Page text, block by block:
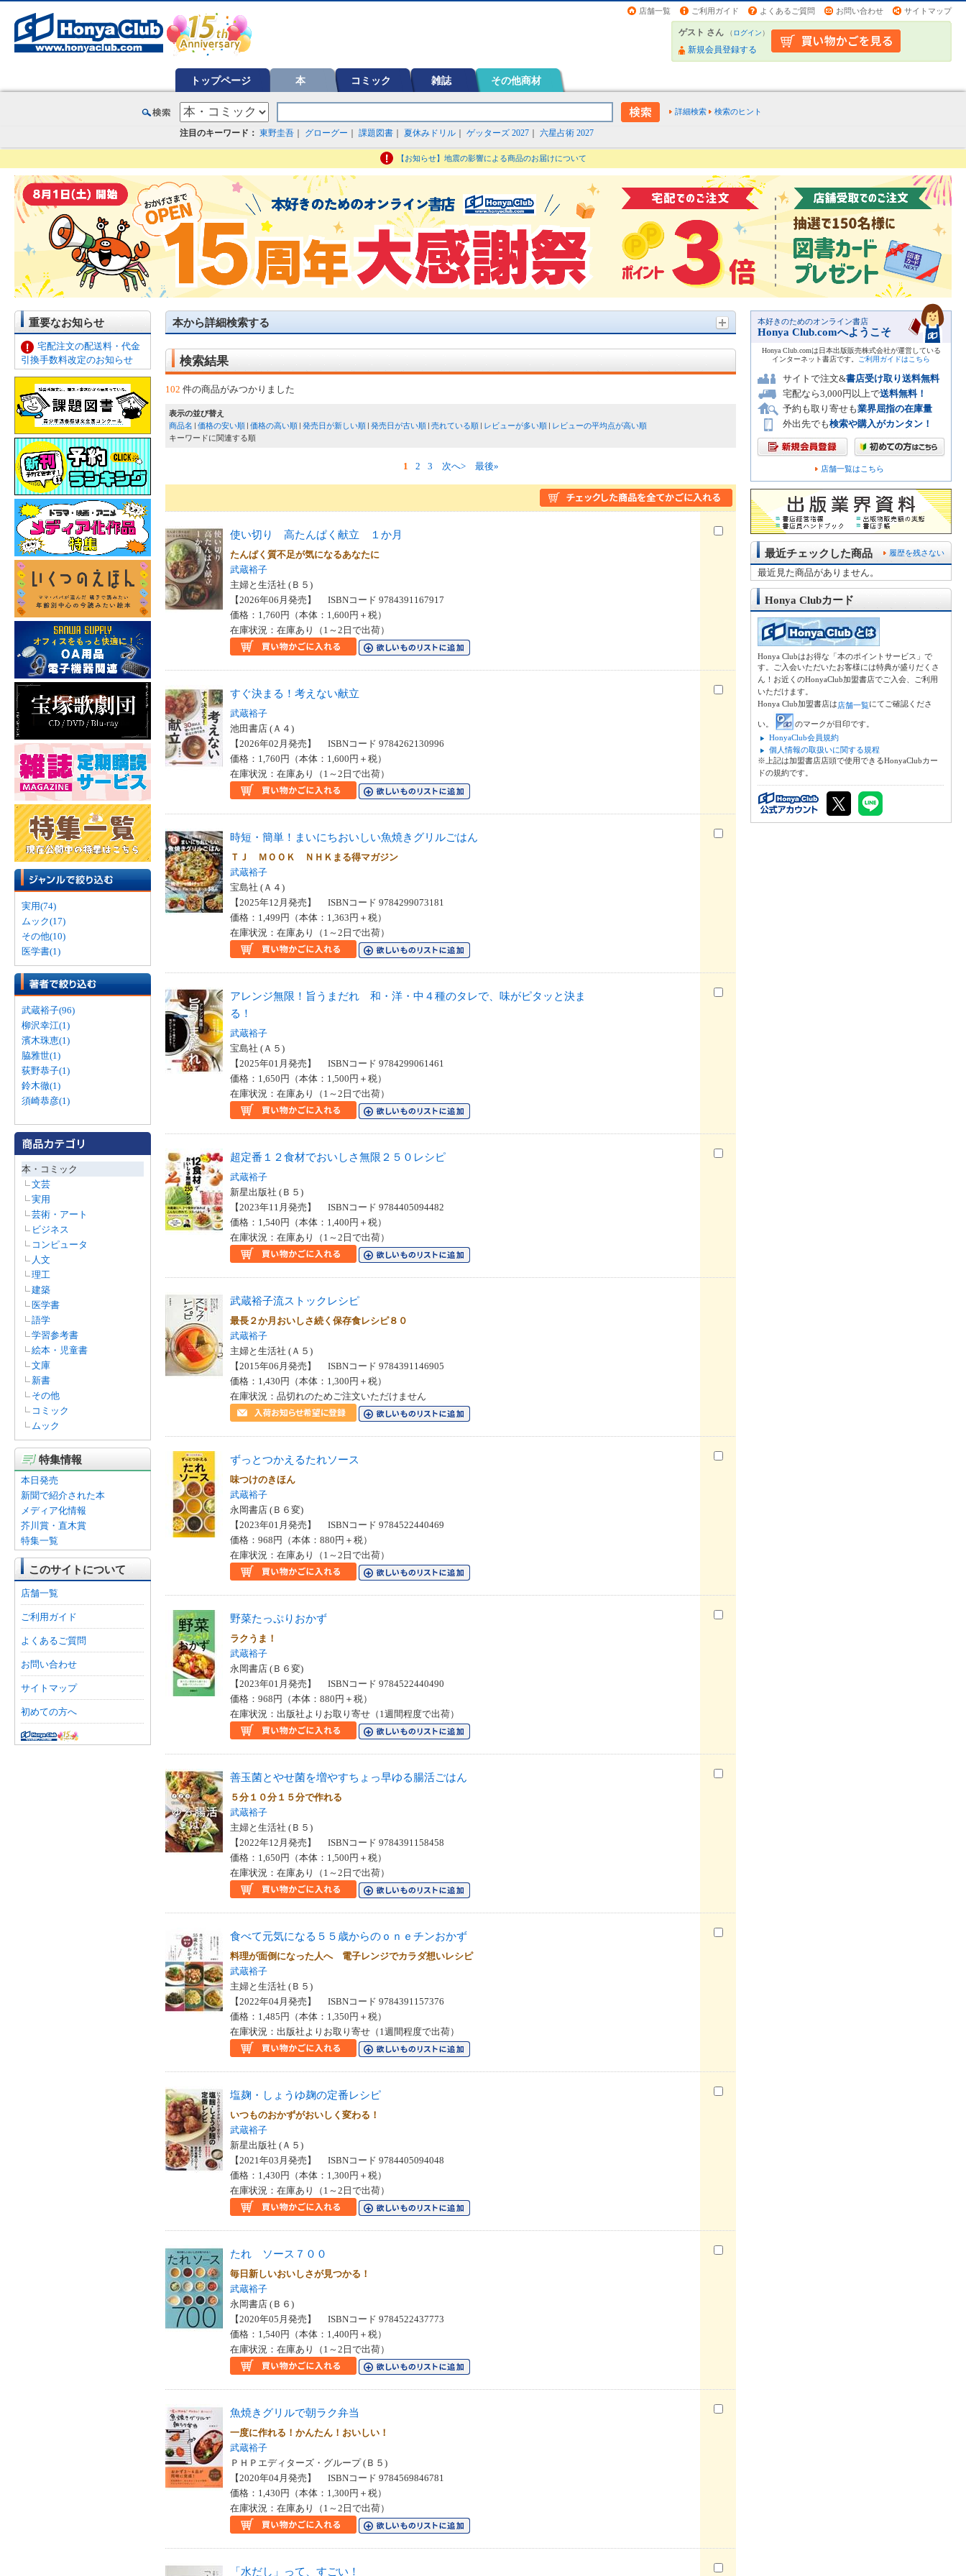
店舗一覧 ご利用ガイド よくあるご質問 お問い合わせ サイトマップ
ゲスト さん （ログイン）
新規会員登録する
トップページ 本 コミック 雑誌 その他商材
詳細検索 検索のヒント
注目のキーワード： 東野圭吾 グローグー 課題図書 夏休みドリル ゲッターズ 2027 六星占術 2027
【お知らせ】地震の影響による商品のお届けについて
重要なお知らせ
宅配注文の配送料・代金
引換手数料改定のお知らせ
実用(74)
ムック(17)
その他(10)
医学書(1)
武蔵裕子(96)
柳沢幸江(1)
濱木珠恵(1)
脇雅世(1)
荻野恭子(1)
鈴木徹(1)
須崎恭彦(1)
本・コミック
文芸
実用
芸術・アート
ビジネス
コンピュータ
人文
理工
建築
医学書
語学
学習参考書
絵本・児童書
文庫
新書
その他
コミック
ムック
特集情報
本日発売
新聞で紹介された本
メディア化情報
芥川賞・直木賞
特集一覧
このサイトについて
店舗一覧
ご利用ガイド
よくあるご質問
お問い合わせ
サイトマップ
初めての方へ
本から詳細検索する
検索結果
102 件の商品がみつかりました
表示の並び替え
商品名
価格の安い順 価格の高い順 発売日が新しい順 発売日が古い順 売れている順 レビューが多い順
レビューの平均点が高い順
キーワードに関連する順
1 2 3 次へ> 最後»
使い切り 高たんぱく献立 １か月
たんぱく質不足が気になるあなたに
武蔵裕子
主婦と生活社 (Ｂ５)
【2026年06月発売】 ISBNコード 9784391167917
価格：1,760円（本体：1,600円＋税）
在庫状況：在庫あり（1～2日で出荷）
すぐ決まる！考えない献立
武蔵裕子
池田書店 (Ａ４)
【2026年02月発売】 ISBNコード 9784262130996
価格：1,760円（本体：1,600円＋税）
在庫状況：在庫あり（1～2日で出荷）
時短・簡単！まいにちおいしい魚焼きグリルごはん
ＴＪ ＭＯＯＫ ＮＨＫまる得マガジン
武蔵裕子
宝島社 (Ａ４)
【2025年12月発売】 ISBNコード 9784299073181
価格：1,499円（本体：1,363円＋税）
在庫状況：在庫あり（1～2日で出荷）
アレンジ無限！旨うまだれ 和・洋・中４種のタレで、味がピタッと決ま
る！
武蔵裕子
宝島社 (Ａ５)
【2025年01月発売】 ISBNコード 9784299061461
価格：1,650円（本体：1,500円＋税）
在庫状況：在庫あり（1～2日で出荷）
超定番１２食材でおいしさ無限２５０レシピ
武蔵裕子
新星出版社 (Ｂ５)
【2023年11月発売】 ISBNコード 9784405094482
価格：1,540円（本体：1,400円＋税）
在庫状況：在庫あり（1～2日で出荷）
武蔵裕子流ストックレシピ
最長２か月おいしさ続く保存食レシピ８０
武蔵裕子
主婦と生活社 (Ａ５)
【2015年06月発売】 ISBNコード 9784391146905
価格：1,430円（本体：1,300円＋税）
在庫状況：品切れのためご注文いただけません
ずっとつかえるたれソース
味つけのきほん
武蔵裕子
永岡書店 (Ｂ６変)
【2023年01月発売】 ISBNコード 9784522440469
価格：968円（本体：880円＋税）
在庫状況：在庫あり（1～2日で出荷）
野菜たっぷりおかず
ラクうま！
武蔵裕子
永岡書店 (Ｂ６変)
【2023年01月発売】 ISBNコード 9784522440490
価格：968円（本体：880円＋税）
在庫状況：出版社よりお取り寄せ（1週間程度で出荷）
善玉菌とやせ菌を増やすちょっ早ゆる腸活ごはん
５分１０分１５分で作れる
武蔵裕子
主婦と生活社 (Ｂ５)
【2022年12月発売】 ISBNコード 9784391158458
価格：1,650円（本体：1,500円＋税）
在庫状況：在庫あり（1～2日で出荷）
食べて元気になる５５歳からのｏｎｅチンおかず
料理が面倒になった人へ 電子レンジでカラダ想いレシピ
武蔵裕子
主婦と生活社 (Ｂ５)
【2022年04月発売】 ISBNコード 9784391157376
価格：1,485円（本体：1,350円＋税）
在庫状況：出版社よりお取り寄せ（1週間程度で出荷）
塩麹・しょうゆ麹の定番レシピ
いつものおかずがおいしく変わる！
武蔵裕子
新星出版社 (Ａ５)
【2021年03月発売】 ISBNコード 9784405094048
価格：1,430円（本体：1,300円＋税）
在庫状況：在庫あり（1～2日で出荷）
たれ ソース７００
毎日新しいおいしさが見つかる！
武蔵裕子
永岡書店 (Ｂ６)
【2020年05月発売】 ISBNコード 9784522437773
価格：1,540円（本体：1,400円＋税）
在庫状況：在庫あり（1～2日で出荷）
魚焼きグリルで朝ラク弁当
一度に作れる！かんたん！おいしい！
武蔵裕子
ＰＨＰエディターズ・グループ (Ｂ５)
【2020年04月発売】 ISBNコード 9784569846781
価格：1,430円（本体：1,300円＋税）
在庫状況：在庫あり（1～2日で出荷）
「水だし」って、すごい！
本好きのためのオンライン書店
Honya Club.comへようこそ
Honya Club.comは日本出版販売株式会社が運営している
インターネット書店です。
ご利用ガイドはこちら
サイトで注文&書店受け取り送料無料
宅配なら3,000円以上で送料無料！
予約も取り寄せも業界屈指の在庫量
外出先でも検索や購入がカンタン！
店舗一覧はこちら
履歴を残さない
最近チェックした商品
最近見た商品がありません。
Honya Clubカード
Honya Clubはお得な「本のポイントサービス」で
す。ご入会いただいたお客様には特典が盛りだくさ
ん！お近くのHonyaClub加盟書店でご入会、ご利用
いただけます。
Honya Club加盟書店は店舗一覧にてご確認くださ
い。
のマークが目印です。
HonyaClub会員規約
個人情報の取扱いに関する規程
※上記は加盟書店店頭で使用できるHonyaClubカー
ドの規約です。